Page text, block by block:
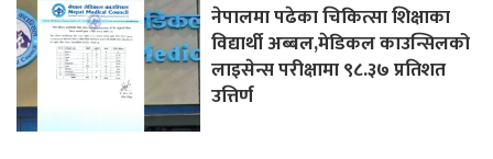
नेपालमा पढेका चिकित्सा शिक्षाका
विद्यार्थी अब्बल,मेडिकल काउन्सिलको
लाइसेन्स परीक्षामा ९८.३७ प्रतिशत
उत्तिर्ण